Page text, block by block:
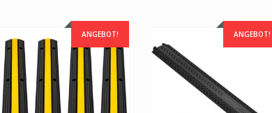
ANGEBOT! ANGEBOT!